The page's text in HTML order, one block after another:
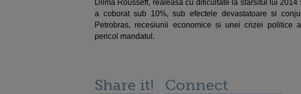
Dilma Rousseff, realeasa cu dificultate la sfarsitul lui 2014
a coborat sub 10%, sub efectele devastatoare si
Petrobras, recesiunii economice si unei crizei politice
pericol mandatul.
Share it! Connect